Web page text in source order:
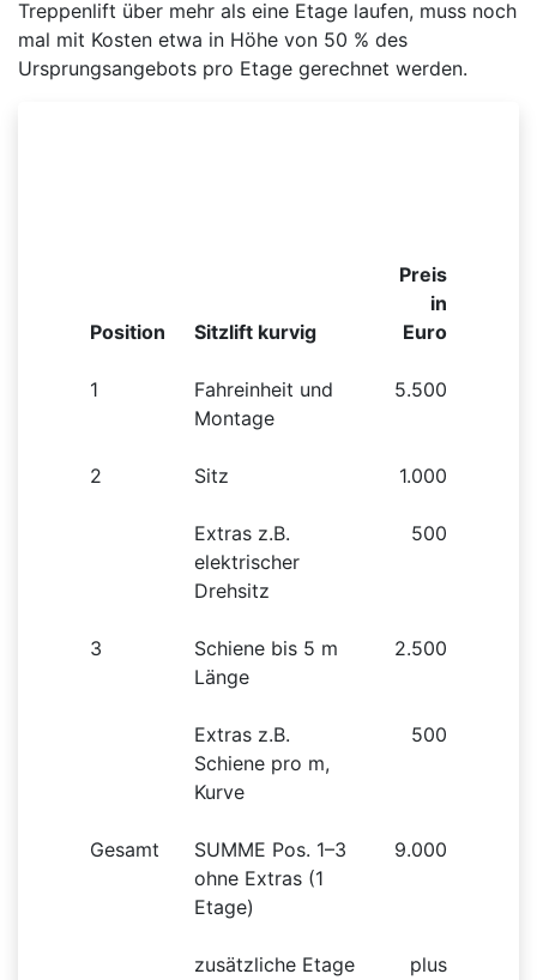
Treppenlift über mehr als eine Etage laufen, muss noch
mal mit Kosten etwa in Höhe von 50 % des
Ursprungsangebots pro Etage gerechnet werden.
Position Sitzlift kurvig
Preis
in
Euro
1
Fahreinheit und
Montage
5.500
2 Sitz 1.000
Extras z.B.
elektrischer
Drehsitz
500
3
Schiene bis 5 m
Länge
2.500
Extras z.B.
Schiene pro m,
Kurve
500
Gesamt
SUMME Pos. 1–3
ohne Extras (1
Etage)
9.000
zusätzliche Etage
plus